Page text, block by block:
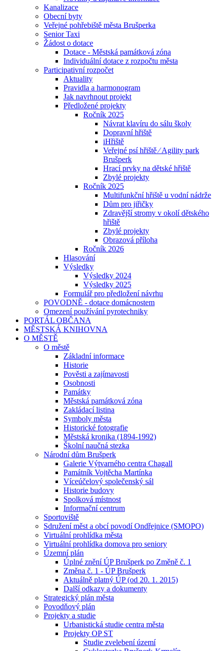
Kanalizace
Obecní byty
Veřejné pohřebiště města Brušperka
Senior Taxi
Žádost o dotace
Dotace - Městská památková zóna
Individuální dotace z rozpočtu města
Participativní rozpočet
Aktuality
Pravidla a harmonogram
Jak navrhnout projekt
Předložené projekty
Ročník 2025
Návrat klavíru do sálu školy
Dopravní hřiště
iHřiště
Veřejné psí hřiště ⁄ Agility park
Brušperk
Hrací prvky na dětské hřiště
Zbylé projekty
Ročník 2025
Multifunkční hřiště u vodní nádrže
Dům pro jiřičky
Zdravější stromy v okolí dětského
hřiště
Zbylé projekty
Obrazová příloha
Ročník 2026
Hlasování
Výsledky
Výsledky 2024
Výsledky 2025
Formulář pro předložení návrhu
POVODNĚ - dotace domácnostem
Omezení používání pyrotechniky
PORTÁL OBČANA
MĚSTSKÁ KNIHOVNA
O MĚSTĚ
O městě
Základní informace
Historie
Pověsti a zajímavosti
Osobnosti
Památky
Městská památková zóna
Zakládací listina
Symboly města
Historické fotografie
Městská kronika (1894-1992)
Školní naučná stezka
Národní dům Brušperk
Galerie Výtvarného centra Chagall
Památník Vojtěcha Martínka
Víceúčelový společenský sál
Historie budovy
Spolková místnost
Informační centrum
Sportoviště
Sdružení měst a obcí povodí Ondřejnice (SMOPO)
Virtuální prohlídka města
Virtuální prohlídka domova pro seniory
Územní plán
Úplné znění ÚP Brušperk po Změně č. 1
Změna č. 1 - ÚP Brušperk
Aktuálně platný ÚP (od 20. 1. 2015)
Další odkazy a dokumenty
Strategický plán města
Povodňový plán
Projekty a studie
Urbanistická studie centra města
Projekty OP ST
Studie zvelebení území